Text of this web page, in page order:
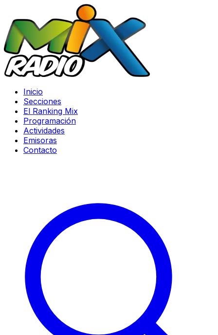
Inicio
Secciones
El Ranking Mix
Programación
Actividades
Emisoras
Contacto